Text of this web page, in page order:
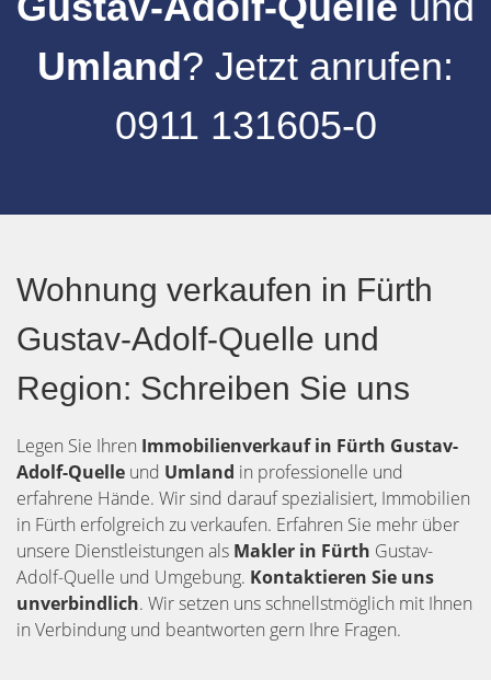
Umland? Jetzt anrufen:
0911 131605-0
Wohnung verkaufen in Fürth
Gustav-Adolf-Quelle und
Region: Schreiben Sie uns
Legen Sie Ihren Immobilienverkauf in Fürth Gustav-
Adolf-Quelle und Umland in professionelle und
erfahrene Hände. Wir sind darauf spezialisiert, Immobilien
in Fürth erfolgreich zu verkaufen. Erfahren Sie mehr über
unsere Dienstleistungen als Makler in Fürth Gustav-
Adolf-Quelle und Umgebung. Kontaktieren Sie uns
unverbindlich. Wir setzen uns schnellstmöglich mit Ihnen
in Verbindung und beantworten gern Ihre Fragen.